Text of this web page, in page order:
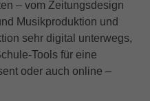
– vom Zeitungsdesign
Musikproduktion und
sehr digital unterwegs,
Tools für eine
oder auch online –